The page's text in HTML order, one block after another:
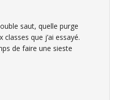
saut, quelle purge
classes que j’ai essayé.
de faire une sieste